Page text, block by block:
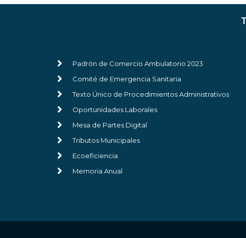
Padrón de Comercio Ambulatorio 2023
Comité de Emergencia Sanitaria
Texto Único de Procedimientos Administrativos
Oportunidades Laborales
Mesa de Partes Digital
Tributos Municipales
Ecoeficiencia
Memoria Anual